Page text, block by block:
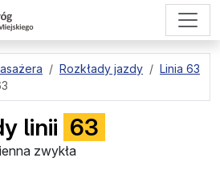
Rozkłady jazdy
Linia 63
linii 63
zwykła